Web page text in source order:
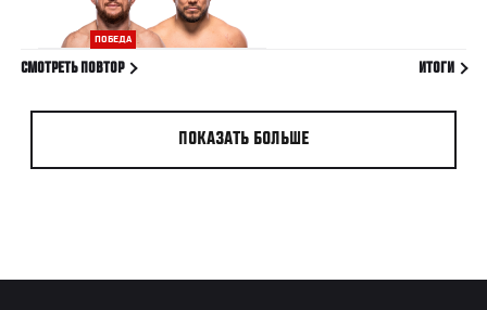
ПОБЕДА
СМОТРЕТЬ ПОВТОР ИТОГИ
ПОКАЗАТЬ БОЛЬШЕ